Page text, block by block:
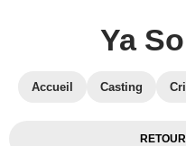
Ya
Accueil Casting